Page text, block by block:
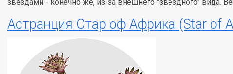
звёздами - конечно же, из-за внешнего "звёздного" вида.
Астранция Стар оф Африка (Star of